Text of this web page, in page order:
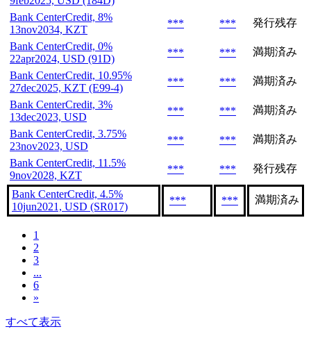
Bank CenterCredit, 8%
13nov2034, KZT
*** ***
発行残存
Bank CenterCredit, 0%
22apr2024, USD (91D)
*** ***
満期済み
Bank CenterCredit, 10.95%
27dec2025, KZT (E99-4)
*** ***
満期済み
Bank CenterCredit, 3%
13dec2023, USD
*** ***
満期済み
Bank CenterCredit, 3.75%
23nov2023, USD
*** ***
満期済み
Bank CenterCredit, 11.5%
9nov2028, KZT
*** *** 発行残存
Bank CenterCredit, 4.5%
10jun2021, USD (SR017)
*** *** 満期済み
1
2
3
...
6
»
すべて表示